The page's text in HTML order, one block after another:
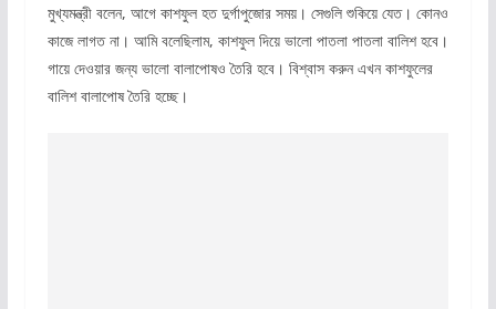
মুখ্যমন্ত্রী বলেন, আগে কাশফুল হত দুর্গাপুজোর সময়। সেগুলি শুকিয়ে যেত। কোনও
কাজে লাগত না। আমি বলেছিলাম, কাশফুল দিয়ে ভালো পাতলা পাতলা বালিশ হবে।
গায়ে দেওয়ার জন্য ভালো বালাপোষও তৈরি হবে। বিশ্বাস করুন এখন কাশফুলের
বালিশ বালাপোষ তৈরি হচ্ছে।